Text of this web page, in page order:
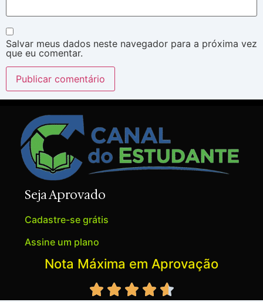
Salvar meus dados neste navegador para a próxima vez
que eu comentar.
Seja Aprovado
Cadastre-se grátis
Assine um plano
Nota Máxima em Aprovação